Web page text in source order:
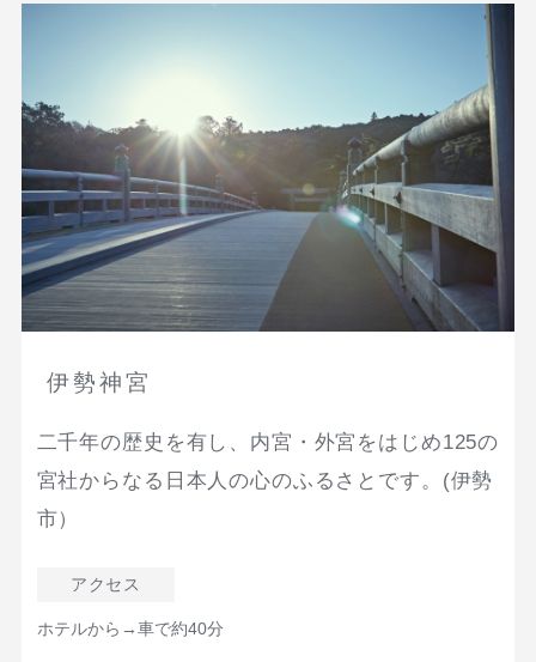
伊勢神宮
二千年の歴史を有し、内宮・外宮をはじめ125の
宮社からなる日本人の心のふるさとです。(伊勢
市）
アクセス
ホテルから→車で約40分